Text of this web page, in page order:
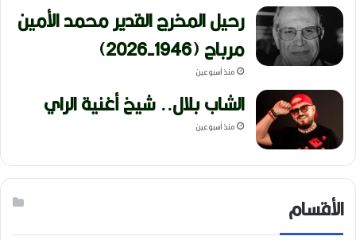
رحيل المخرج القدير محمد الأمين
مرباح (1946-2026)
منذ أسبوعين
الشاب بلال.. شيخ أغنية الراي
منذ أسبوعين
الأقسام